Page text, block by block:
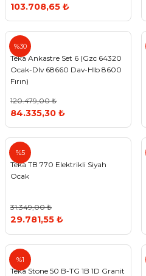
103.708,65 ₺
%30
Teka
Teka Ankastre Set 6 (Gzc 64320
Ocak-Dlv 68660 Dav-Hlb 8600
Fırın)
120.479,00 ₺
84.335,30 ₺
%5
Teka
Teka TB 770 Elektrikli Siyah
Ocak
31.349,00 ₺
29.781,55 ₺
%1
Teka
Teka Stone 50 B-TG 1B 1D Granit